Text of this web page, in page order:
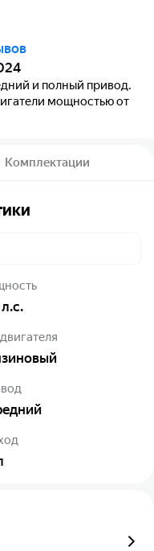
и полный привод.
мощностью от
Комплектации
л.с.